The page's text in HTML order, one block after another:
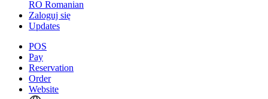
RO Romanian
Zaloguj się
Updates
POS
Pay
Reservation
Order
Website